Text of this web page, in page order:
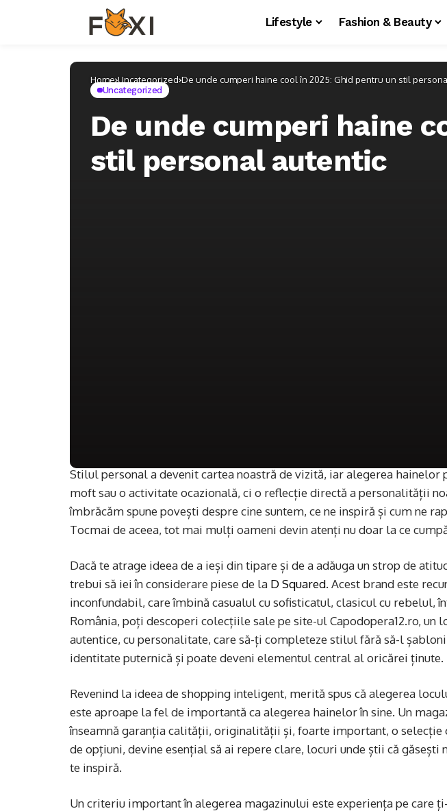
Lifestyle Fashion & Beauty
Home Uncategorized De unde cumperi haine cool în 2025: Ghid pentru un stil
Uncategorized
De unde cumperi haine
stil personal autentic
Stilul personal a devenit cartea noastră de vizită, iar alegerea
moft sau o activitate ocazională, ci o reflecție directă a personalității
îmbrăcăm spune povești despre cine suntem, ce ne inspiră și cum ne
Tocmai de aceea, tot mai mulți oameni devin atenți nu doar la ce
Dacă te atrage ideea de a ieși din tipare și de a adăuga un strop de
trebui să iei în considerare piese de la D Squared. Acest brand este
inconfundabil, care îmbină casualul cu sofisticatul, clasicul cu rebelul,
România, poți descoperi colecțiile sale pe site-ul Capodopera12.ro, un
autentice, cu personalitate, care să-ți completeze stilul fără să-l
identitate puternică și poate deveni elementul central al oricărei ținute.
Revenind la ideea de shopping inteligent, merită spus că alegerea
este aproape la fel de importantă ca alegerea hainelor în sine. Un
înseamnă garanția calității, originalității și, foarte important, o selecție
de opțiuni, devine esențial să ai repere clare, locuri unde știi că găsești
te inspiră.
Un criteriu important în alegerea magazinului este experiența pe care